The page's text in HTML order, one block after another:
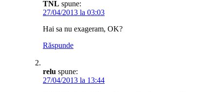
TNL spune:
27/04/2013 la 03:03
Hai sa nu exageram, OK?
Răspunde
relu spune:
27/04/2013 la 13:44